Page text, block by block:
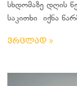
სხდომაზე დღის
საკითხი იქნა
ვრცლად